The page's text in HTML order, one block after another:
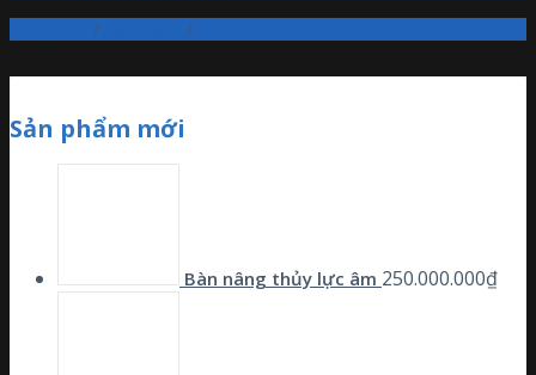
/ /
Sản phẩm mới
Bàn nâng thủy lực âm 250.000.000₫